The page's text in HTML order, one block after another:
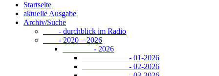
Startseite
aktuelle Ausgabe
Archiv/Suche
- durchblick im Radio
- 2020 – 2026
- 2026
- 01-2026
- 02-2026